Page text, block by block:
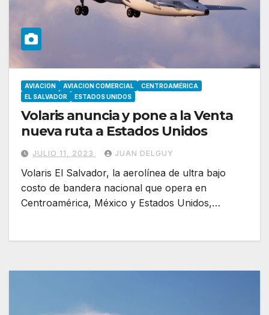
AVIACION AVIACION COMERCIAL
CENTROAMÉRICA
EL SALVADOR
ESTADOS UNIDOS
Volaris anuncia y pone a la Venta
nueva ruta a Estados Unidos
JULIO 11, 2023 JUAN DELGUY
Volaris El Salvador, la aerolínea de ultra bajo
costo de bandera nacional que opera en
Centroamérica, México y Estados Unidos,…